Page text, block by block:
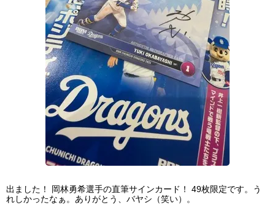
出ました！ 岡林勇希選手の直筆サインカード！ 49枚限定です。う
れしかったなぁ。ありがとう、バヤシ（笑い）。